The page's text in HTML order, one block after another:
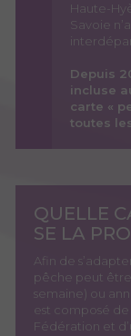
Haute-
Savoie
Depuis
incluse
carte «
toutes
QUELLE
SE LA
Afin de
pêche peut
semaine) ou
est composé de
Fédération et